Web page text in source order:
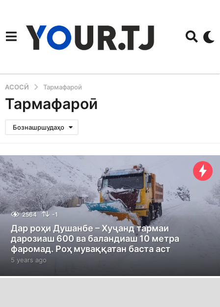
АСОСӢ Тармафароӣ
Тармафароӣ
Бознашршудаҳо
2564 -1
Дар роҳи Душанбе – Хуҷанд тармаи
дарозиаш 600 ва баландиаш 10 метра
фаромад. Роҳ муваққатан баста аст
5 years ago
e